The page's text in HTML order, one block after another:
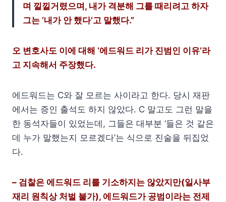
며 낄낄거렸으며, 내가 격분해 그를 때리려고 하자
그는 ‘내가 안 했다’고 말했다.”
오 변호사도 이에 대해 ‘에드워드 리가 진범인 이유’라
고 지속해서 주장했다.
에드워드는 C와 잘 모르는 사이라고 한다. 당시 재판
에서는 증인 출석도 하지 않았다. C 말고도 그런 말을
한 동석자들이 있었는데, 그들은 대부분 ‘들은 것 같은
데 누가 말했는지 모르겠다’는 식으로 진술을 뒤집었
다.
– 검찰은 에드워드 리를 기소하지는 않았지만(일사부
재리 원칙상 처벌 불가), 에드워드가 공범이라는 전제